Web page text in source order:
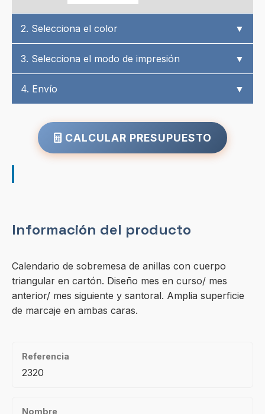
2. Selecciona el color ▼
3. Selecciona el modo de impresión ▼
4. Envío ▼
CALCULAR PRESUPUESTO
Información del producto
Calendario de sobremesa de anillas con cuerpo
triangular en cartón. Diseño mes en curso/ mes
anterior/ mes siguiente y santoral. Amplia superficie
de marcaje en ambas caras.
Referencia
2320
Nombre